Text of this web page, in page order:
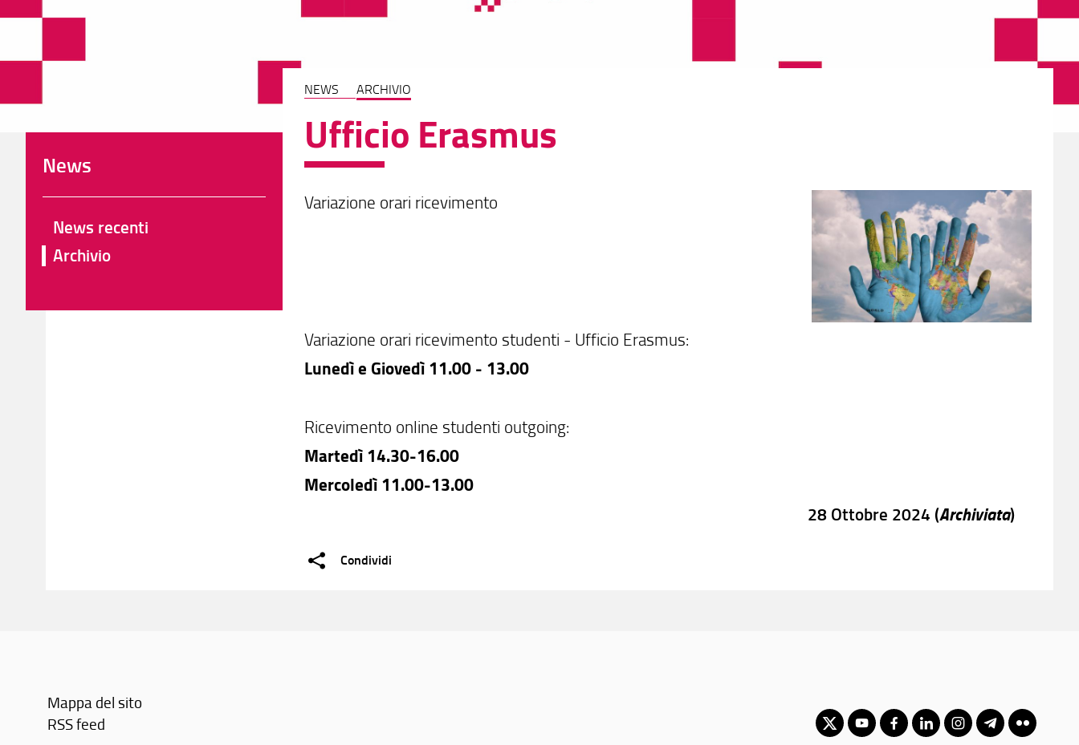
NEWS ARCHIVIO
Ufficio Erasmus
Variazione orari ricevimento
Variazione orari ricevimento studenti - Ufficio Erasmus:
Lunedì e Giovedì 11.00 - 13.00
Ricevimento online studenti outgoing:
Martedì 14.30-16.00
Mercoledì 11.00-13.00
28 Ottobre 2024 (Archiviata)
Condividi
News
News recenti
Archivio
Mappa del sito
RSS feed